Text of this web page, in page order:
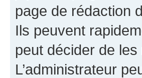
page de rédaction
Ils peuvent
peut décider de
L’administrateur